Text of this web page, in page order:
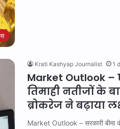
Krati Kashyap Journalist 1
Market Outlook
तिमाही नतीजों के
ब्रोकरेज ने बढ़ाया
Market Outlook – सरकारी बीमा